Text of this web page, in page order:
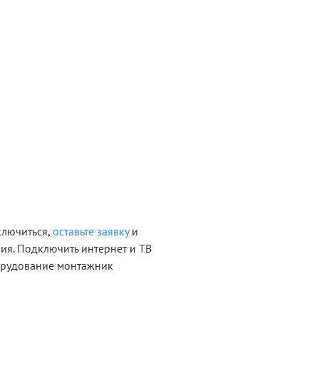
оставьте заявкуи
Подключить интернет и ТВ
монтажник